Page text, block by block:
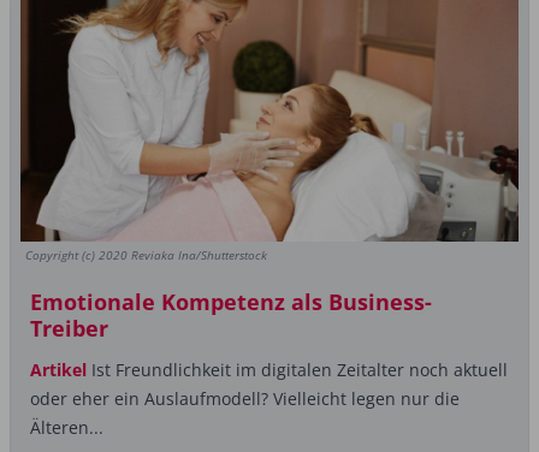
Copyright (c) 2020 Reviaka Ina/Shutterstock
Emotionale Kompetenz als Business-
Treiber
Artikel Ist Freundlichkeit im digitalen Zeitalter noch aktuell
oder eher ein Auslaufmodell? Vielleicht legen nur die
Älteren...